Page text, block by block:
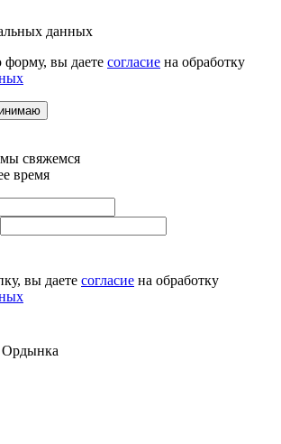
данных
вы даете согласие на обработку
мы свяжемся
время
, вы даете согласие на обработку
Ордынка